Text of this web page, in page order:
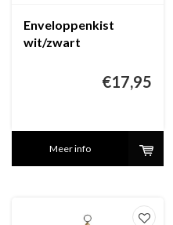
Enveloppenkist
wit/zwart
€17,95
Meer info